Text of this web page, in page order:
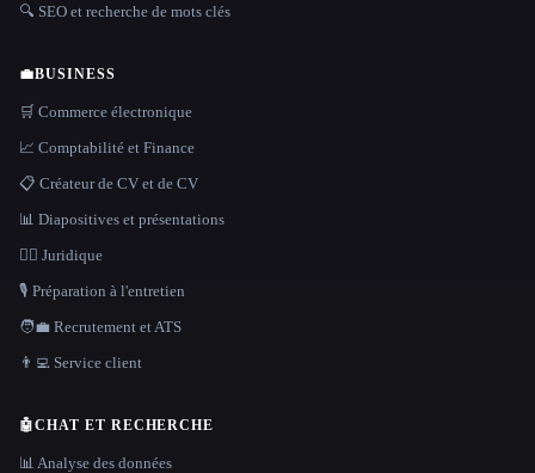
🔍 SEO et recherche de mots clés
💼BUSINESS
🛒 Commerce électronique
📈 Comptabilité et Finance
📋 Créateur de CV et de CV
📊 Diapositives et présentations
👩‍⚖️ Juridique
🎙️ Préparation à l'entretien
🧑‍💼 Recrutement et ATS
👨‍💻 Service client
🤖CHAT ET RECHERCHE
📊 Analyse des données